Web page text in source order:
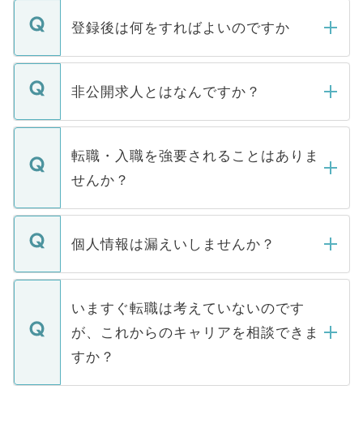
登録後は何をすればよいのですか
ご登録いただきましたら、弊社担当者がご
登録内容を確認し、その後メールもしくは
ます。通常、5営業日以内にはご連絡をせて
いただきますので、しばらくお待ちくださ
非公開求人とはなんですか？
マイナビDOCTORで取り扱っている求人の
うち約3割は、Webサイトからご覧いただ
けない「非公開求人」です。非公開求人は
下記の理由によって、一般には公開してい
ません。
■応募殺到を避けるため 人気のある医療機
関を公にしてしまうと、応募が殺到する場
に、医療機関が求める条件に合った人材の
みを人材紹介会社に依頼するケースが増え
ています。
転職・入職を強要されることはありま
せんか？
転職・入職を強要することは一切ありませ
ん。また、仮に応募先から内定をいただい
定を承諾する必要はありません。内定先へ
の辞退の連絡はキャリアパートナーが行い
個人情報は漏えいしませんか？
個人情報が漏えいすることはありませんの
で、ご安心ください。当サイトからの登録
などで収集したご登録者様の個人情報は、
ご本人のキャリアアップおよび転職活動の
支援を目的に使用いたします。お預かりし
ているすべての個人データはご本人の許可
いますぐ転職は考えていないのです
が、これからのキャリアを相談できま
すか？